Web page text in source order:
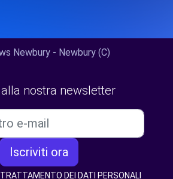
Newbury - Newbury (C)
nostra newsletter
Iscriviti ora
DEI DATI PERSONALI